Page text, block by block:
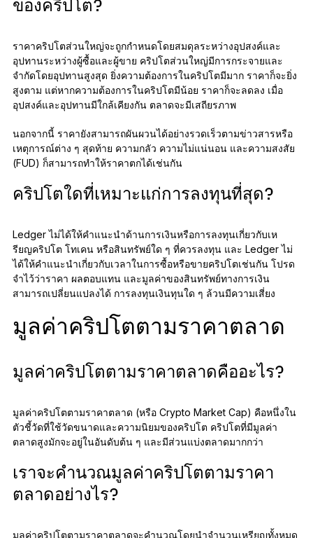
ของคริปโต?
ราคาคริปโตส่วนใหญ่จะถูกกำหนดโดยสมดุลระหว่างอุปสงค์และ
อุปทานระหว่างผู้ซื้อและผู้ขาย คริปโตส่วนใหญ่มีการกระจายและ
จำกัดโดยอุปทานสูงสุด ยิ่งความต้องการในคริปโตมีมาก ราคาก็จะยิ่ง
สูงตาม แต่หากความต้องการในคริปโตมีน้อย ราคาก็จะลดลง เมื่อ
อุปสงค์และอุปทานมีใกล้เคียงกัน ตลาดจะมีเสถียรภาพ
นอกจากนี้ ราคายังสามารถผันผวนได้อย่างรวดเร็วตามข่าวสารหรือ
เหตุการณ์ต่าง ๆ สุดท้าย ความกลัว ความไม่แน่นอน และความสงสัย
(FUD) ก็สามารถทำให้ราคาตกได้เช่นกัน
คริปโตใดที่เหมาะแก่การลงทุนที่สุด?
Ledger ไม่ได้ให้คำแนะนำด้านการเงินหรือการลงทุนเกี่ยวกับเห
รียญคริปโต โทเคน หรือสินทรัพย์ใด ๆ ที่ควรลงทุน และ Ledger ไม่
ได้ให้คำแนะนำเกี่ยวกับเวลาในการซื้อหรือขายคริปโตเช่นกัน โปรด
จำไว้ว่าราคา ผลตอบแทน และมูลค่าของสินทรัพย์ทางการเงิน
สามารถเปลี่ยนแปลงได้ การลงทุนเงินทุนใด ๆ ล้วนมีความเสี่ยง
มูลค่าคริปโตตามราคาตลาด
มูลค่าคริปโตตามราคาตลาดคืออะไร?
มูลค่าคริปโตตามราคาตลาด (หรือ Crypto Market Cap) คือหนึ่งใน
ตัวชี้วัดที่ใช้วัดขนาดและความนิยมของคริปโต คริปโตที่มีมูลค่า
ตลาดสูงมักจะอยู่ในอันดับต้น ๆ และมีส่วนแบ่งตลาดมากกว่า
เราจะคำนวณมูลค่าคริปโตตามราคา
ตลาดอย่างไร?
มูลค่าคริปโตตามราคาตลาดจะคำนวณโดยนำจำนวนเหรียญทั้งหมด